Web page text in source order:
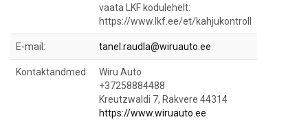
vaata LKF kodulehelt:
https://www.lkf.ee/et/kahjukontroll
E-mail: tanel.raudla@wiruauto.ee
Kontaktandmed:
Wiru Auto
+37258884488
Kreutzwaldi 7, Rakvere 44314
https://www.wiruauto.ee